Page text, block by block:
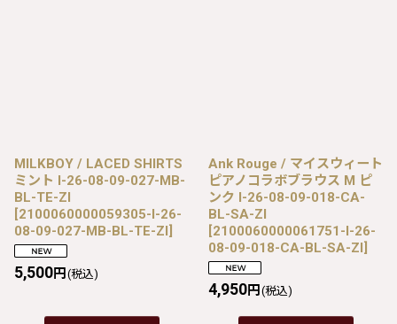
MILKBOY / LACED SHIRTS
ミント I-26-08-09-027-MB-
BL-TE-ZI
[2100060000059305-I-26-
08-09-027-MB-BL-TE-ZI]
5,500円 (税込)
Ank Rouge / マイスウィート
ピアノコラボブラウス M ピ
ンク I-26-08-09-018-CA-
BL-SA-ZI
[2100060000061751-I-26-
08-09-018-CA-BL-SA-ZI]
4,950円 (税込)